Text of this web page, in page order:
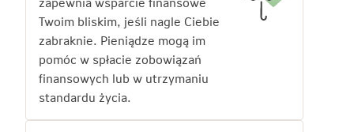
Twoim bliskim, jeśli nagle Ciebie
zabraknie. Pieniądze mogą im
pomóc w spłacie zobowiązań
finansowych lub w utrzymaniu
standardu życia.